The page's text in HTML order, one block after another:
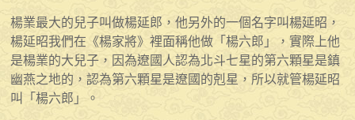
楊業最大的兒子叫做楊延郎，他另外的一個名字叫楊延昭，
楊延昭我們在《楊家將》裡面稱他做「楊六郎」，實際上他
是楊業的大兒子，因為遼國人認為北斗七星的第六顆星是鎮
幽燕之地的，認為第六顆星是遼國的剋星，所以就管楊延昭
叫「楊六郎」。